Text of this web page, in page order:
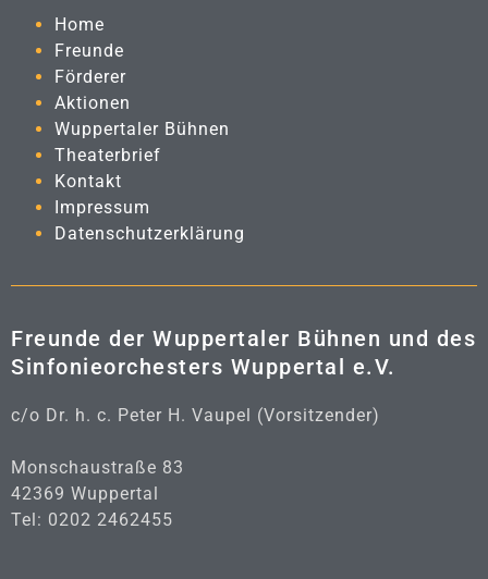
Home
Freunde
Förderer
Aktionen
Wuppertaler Bühnen
Theaterbrief
Kontakt
Impressum
Datenschutzerklärung
Freunde der Wuppertaler Bühnen und des
Sinfonieorchesters Wuppertal e.V.
c/o Dr. h. c. Peter H. Vaupel (Vorsitzender)
Monschaustraße 83
42369 Wuppertal
Tel: 0202 2462455